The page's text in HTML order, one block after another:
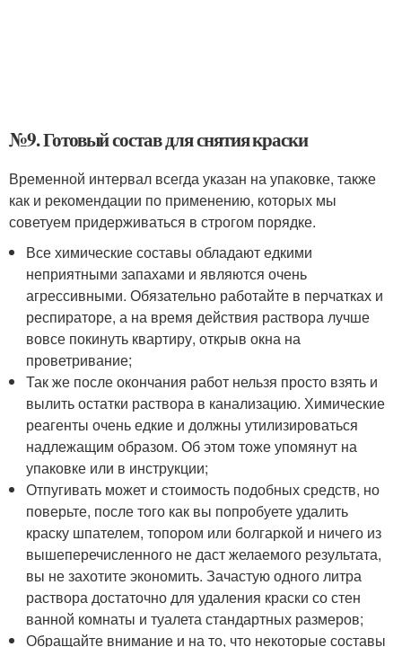
№9. Готовый состав для снятия краски
Временной интервал всегда указан на упаковке, также
как и рекомендации по применению, которых мы
советуем придерживаться в строгом порядке.
Все химические составы обладают едкими
неприятными запахами и являются очень
агрессивными. Обязательно работайте в перчатках и
респираторе, а на время действия раствора лучше
вовсе покинуть квартиру, открыв окна на
проветривание;
Так же после окончания работ нельзя просто взять и
вылить остатки раствора в канализацию. Химические
реагенты очень едкие и должны утилизироваться
надлежащим образом. Об этом тоже упомянут на
упаковке или в инструкции;
Отпугивать может и стоимость подобных средств, но
поверьте, после того как вы попробуете удалить
краску шпателем, топором или болгаркой и ничего из
вышеперечисленного не даст желаемого результата,
вы не захотите экономить. Зачастую одного литра
раствора достаточно для удаления краски со стен
ванной комнаты и туалета стандартных размеров;
Обращайте внимание и на то, что некоторые составы